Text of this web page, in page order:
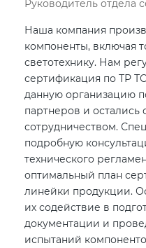
Руководитель отдела
Наша компания
компоненты, включая
светотехнику. Нам
сертификация по ТР
данную организацию
партнеров и остались
сотрудничеством.
подробную
технического
оптимальный план
линейки продукции.
их содействие в
документации и
испытаний